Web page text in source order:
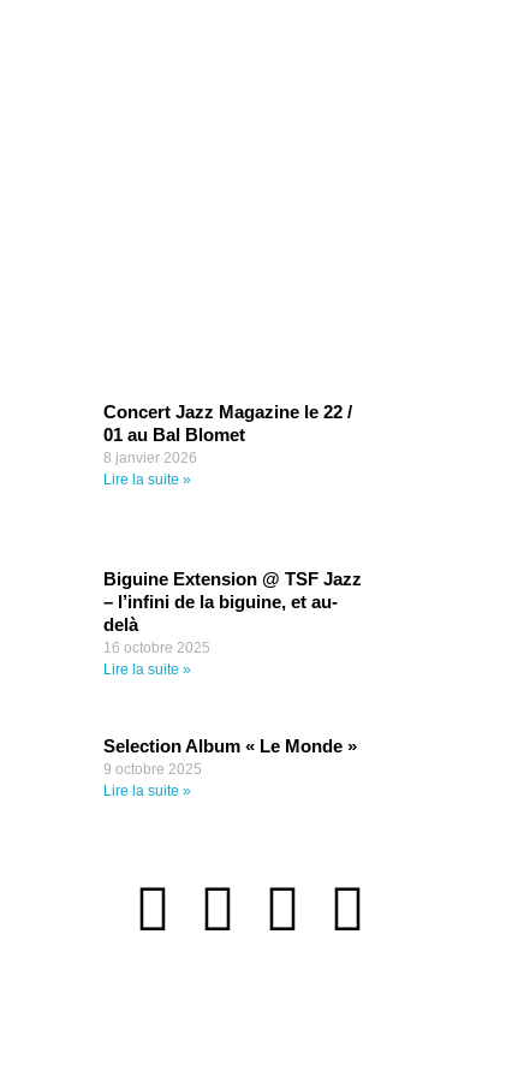
Concert Jazz Magazine le 22 /
01 au Bal Blomet
8 janvier 2026
Lire la suite »
Biguine Extension @ TSF Jazz
– l’infini de la biguine, et au-
delà
16 octobre 2025
Lire la suite »
Selection Album « Le Monde »
9 octobre 2025
Lire la suite »